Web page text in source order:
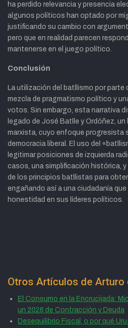
ha perdido relevancia y presencia
algunos políticos han optado por
justificando su cambio con
pero que en realidad parecen
mantenerse en el juego político.
Conclusión
La utilización del batllismo por parte
mezcla de pragmatismo político y
votos. Sin embargo, esta narrativa
legado de José Batlle y Ordóñez, un
marxista, cuyo enfoque progresista
democracia liberal. El uso del
legitimar posiciones de izquierda
casos, una simplificación histórica, y
de los principios batllistas para
engañando así a una ciudadanía
honestidad en sus líderes políticos.
Otros Artículos de Arturo
El Consumo en la Encrucijada:
un 2026 de Contracción y Deuda
Desequilibrio Fiscal, o por qué